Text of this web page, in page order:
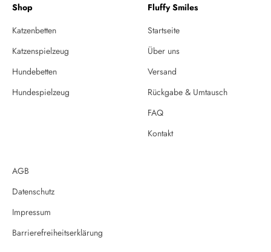
Shop
Katzenbetten
Katzenspielzeug
Hundebetten
Hundespielzeug
Fluffy Smiles
Startseite
Über uns
Versand
Rückgabe & Umtausch
FAQ
Kontakt
AGB
Datenschutz
Impressum
Barrierefreiheitserklärung